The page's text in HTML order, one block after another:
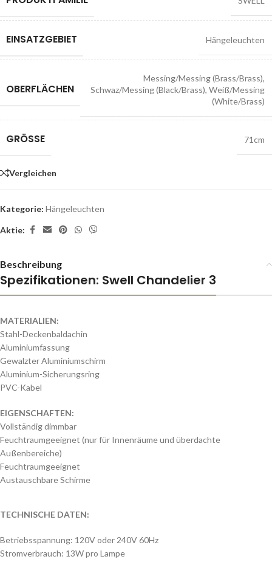
EINSATZGEBIET Hängeleuchten
OBERFLÄCHEN
Messing/Messing (Brass/Brass),
Schwaz/Messing (Black/Brass), Weiß/Messing
(White/Brass)
GRÖSSE 71cm
Vergleichen
Kategorie: Hängeleuchten
Aktie:
Beschreibung
Spezifikationen: Swell Chandelier 3
MATERIALIEN:
Stahl-Deckenbaldachin
Aluminiumfassung
GewalzterAluminiumschirm
Aluminium-Sicherungsring
PVC-Kabel
EIGENSCHAFTEN:
Vollständigdimmbar
Feuchtraumgeeignet (nurfür Innenräumeund überdachte
Außenbereiche)
Feuchtraumgeeignet
AustauschbareSchirme
TECHNISCHE DATEN:
Betriebsspannung: 120V oder 240V 60Hz
Stromverbrauch: 13W pro Lampe